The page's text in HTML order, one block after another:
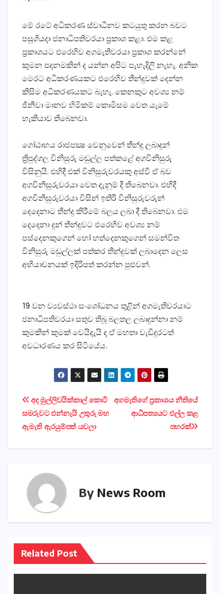
මේ රටේ අධිකරණ ස්‌වාධීනව කටයුතු කරන බවට
පසුගියදා ජනාධිපතිවරයා ප්‍රකාශ කළා. එම කළ
ප්‍රකාශයට එරෙහිව අගමැතිවරයා ප්‍රකාශ කරන්නේ
කුමන පදනමකින් ද යන්න අපිට පැහැදිලි නැහැ. අනික
මෙරට අධිකරණයකට එරෙහිව තීන්දුවක්‌ දෙන්න
කිසිම අධිකරණයකට බැහැ. කෙනකුට අවශ්‍ය නම්
ජිනීවා මානව හිමිකම් කොමිසම වෙත යැමේ
හැකියාව තිබෙනවා.
ගෝඨාභය රාජපක්‍ෂ වෙනුවෙන් තීන්දු ලබාදුන්
ත්‍රිපුද්ගල විනිසුරු මඬුල්ල පත්කළේ අගවිනිසුරු
විසිනුයි. එහිදී එක්‌ විනිසුරුවරයකු අස්‌වී ඒ බව
අගවිනිසුරුවරයා වෙත දැනුම් දී තිබෙනවා. එහිදී
අගවිනිසුරුවරයා විසින් ඉතිරි විනිසුරුවරුන්
දෙදෙනාට තීන්දු කිරීමේ බලය ලබා දී තිබෙනවා. එම
දෙදෙනා දුන් තීන්දුවට එරෙහිව අවශ්‍ය නම්
පස්‌දෙනකුගෙන් හෝ හත්දෙනකුගෙන් සමන්විත
විනිසුරු මඬුල්ලක්‌ පත්කර තීන්දුවක්‌ ලබාදෙන ලෙස
අභියාචනයක්‌ ඉදිරිපත් කරන්න පුළුවන්.
19 වන ව්‍යවස්‌ථා සංශෝධනය තුළින් අගමැතිවරයාට
ජනාධිපතිවරයා සතුව තිබූ බලතල ලබාදුන්නා නම්
කුමකින් කුමක්‌ වෙයිදැයි ද ඒ මහතා වැඩිදුරටත්
අවධාරණය කර සිටියේය.
Post
navigation
අගමැතිගේ ප්‍රකාශය නීතියේ
ආධිපත්‍යයට එල්ල කළ
පහරක්‌
අද මුල්ලිවයික්‌කාල් කොටි
සමරුවට එන්නැයි උතුරු මහ
ඇමැති ඇරයුම්පත් යවලා
By News Room
Related Post